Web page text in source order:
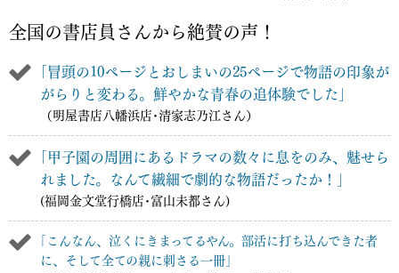
全国の書店員さんから絶賛の声！
｢冒頭の10ページとおしまいの25ページで物語の印象が
がらりと変わる。鮮やかな青春の追体験でした｣
（明屋書店八幡浜店･清家志乃江さん）
｢甲子園の周囲にあるドラマの数々に息をのみ、魅せら
れました。なんて繊細で劇的な物語だったか！｣
(福岡金文堂行橋店･富山未都さん)
｢こんなん、泣くにきまってるやん。部活に打ち込んできた者
に、そして全ての親に刺さる一冊｣